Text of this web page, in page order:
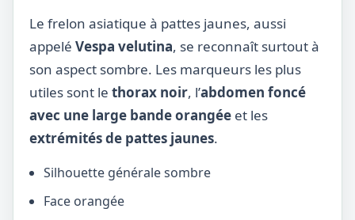
Le frelon asiatique à pattes jaunes, aussi
appelé Vespa velutina, se reconnaît surtout à
son aspect sombre. Les marqueurs les plus
utiles sont le thorax noir, l’abdomen foncé
avec une large bande orangée et les
extrémités de pattes jaunes.
Silhouette générale sombre
Face orangée